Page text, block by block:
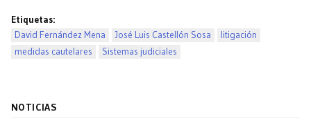
Etiquetas:
David Fernández Mena
José Luis Castellón Sosa
litigación
medidas cautelares
Sistemas judiciales
NOTICIAS